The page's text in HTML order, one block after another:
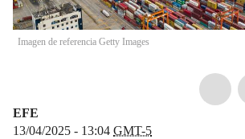
Imagen de referencia Getty Images
EFE
13/04/2025 - 13:04 GMT-5